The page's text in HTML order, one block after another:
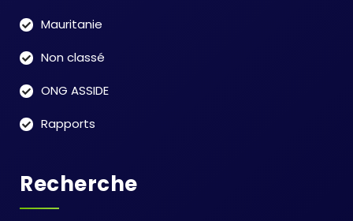
Mauritanie
Non classé
ONG ASSIDE
Rapports
Recherche